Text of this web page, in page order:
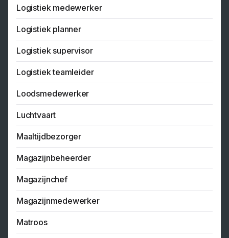
Logistiek medewerker
Logistiek planner
Logistiek supervisor
Logistiek teamleider
Loodsmedewerker
Luchtvaart
Maaltijdbezorger
Magazijnbeheerder
Magazijnchef
Magazijnmedewerker
Matroos